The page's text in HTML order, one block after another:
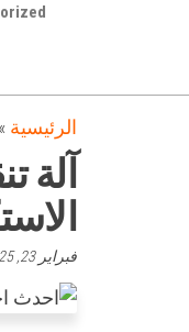
الرئيسية »
آلة
فبراير 23, 2025